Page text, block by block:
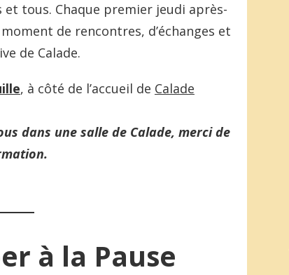
tous. Chaque premier jeudi après-
de rencontres, d’échanges et
de Calade.
, à côté de l’accueil de Calade
dans une salle de Calade, merci de
à la Pause